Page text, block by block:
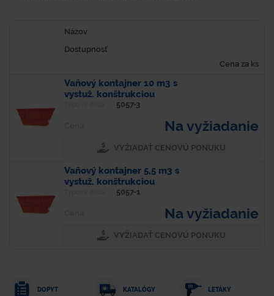
Názov
Dostupnosť
Cena za ks
Vaňový kontajner 10 m3 s
vystuž. konštrukciou
5057-3
Na vyžiadanie
VYŽIADAŤ CENOVÚ PONUKU
Vaňový kontajner 5,5 m3 s
vystuž. konštrukciou
5057-1
Na vyžiadanie
VYŽIADAŤ CENOVÚ PONUKU
DOPYT KATALÓGY LETÁKY